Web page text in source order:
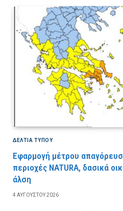
ΔΕΛΤΙΑ ΤΥΠΟΥ
Εφαρμογή μέτρου
περιοχές NATURA, δασικά
άλση
4 ΑΥΓΟΎΣΤΟΥ 2026